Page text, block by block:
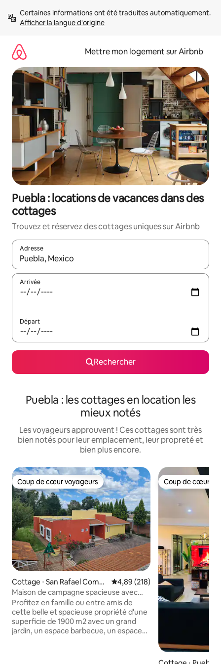
directement
Afficher la langue d'origine
Mettre mon logement sur Airbnb
Puebla : locations de vacances dans des
cottages
Trouvez et réservez des cottages uniques sur Airbnb
Adresse
Lorsque les résultats s'affichent, utilisez les flèches vers le
Arrivée
Départ
Rechercher
Puebla : les cottages en location les
mieux notés
Les voyageurs approuvent ! Ces cottages sont très
bien notés pour leur emplacement, leur propreté et
bien plus encore.
Coup de cœur voyageurs
Coup de cœur voyageurs
Cottage ⋅ San Rafael Coma
c, San Andres Cholula
Évaluation moyenne sur la
4,89 (218)
Maison de campagne spacieuse avec
grand et beau jardin
Profitez en famille ou entre amis de
cette belle et spacieuse propriété d'une
superficie de 1900 m2 avec un grand
jardin, un espace barbecue, un espace
Coup de cœur
Coup de cœur